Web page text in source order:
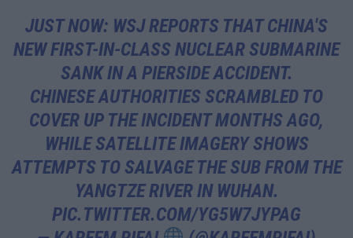
JUST NOW: WSJ REPORTS THAT CHINA'S
NEW FIRST-IN-CLASS NUCLEAR SUBMARINE
SANK IN A PIERSIDE ACCIDENT.
CHINESE AUTHORITIES SCRAMBLED TO
COVER UP THE INCIDENT MONTHS AGO,
WHILE SATELLITE IMAGERY SHOWS
ATTEMPTS TO SALVAGE THE SUB FROM THE
YANGTZE RIVER IN WUHAN.
PIC.TWITTER.COM/YG5W7JYPAG